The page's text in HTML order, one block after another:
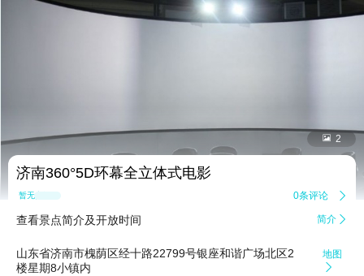
 2
济南360°5D环幕全立体式电影
暂无点评 0条评论 
查看景点简介及开放时间 简介 
山东省济南市槐荫区经十路22799号银座和谐广场北区2
楼星期8小镇内
地图
